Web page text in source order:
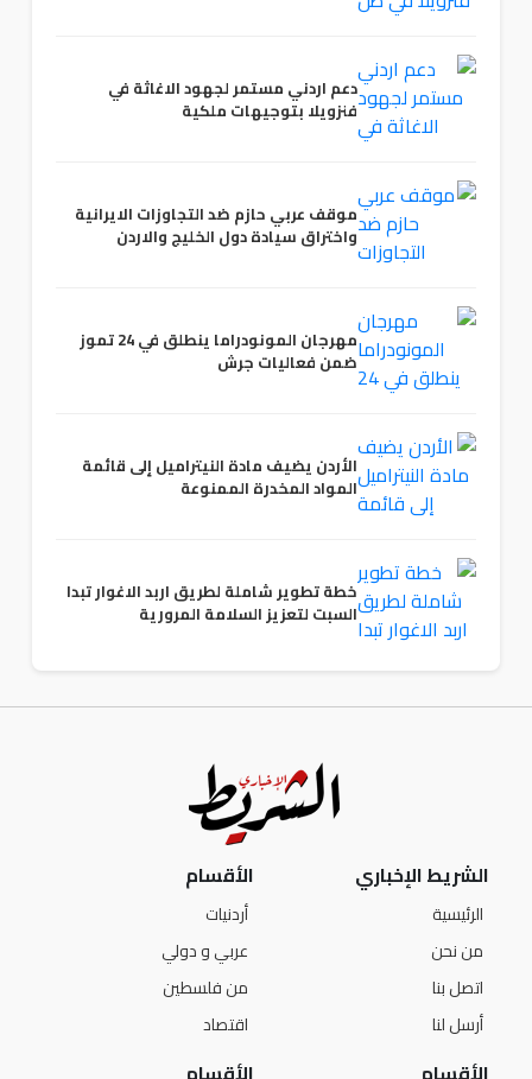
دعم اردني مستمر لجهود الاغاثة في
فنزويلا بتوجيهات ملكية
موقف عربي حازم ضد التجاوزات الايرانية
واختراق سيادة دول الخليج والاردن
مهرجان المونودراما ينطلق في 24 تموز
ضمن فعاليات جرش
الأردن يضيف مادة النيتراميل إلى قائمة
المواد المخدرة الممنوعة
خطة تطوير شاملة لطريق اربد الاغوار تبدا
السبت لتعزيز السلامة المرورية
الشريط الإخباري
الرئيسية
من نحن
اتصل بنا
أرسل لنا
الأقسام
أردنيات
عربي و دولي
من فلسطين
اقتصاد